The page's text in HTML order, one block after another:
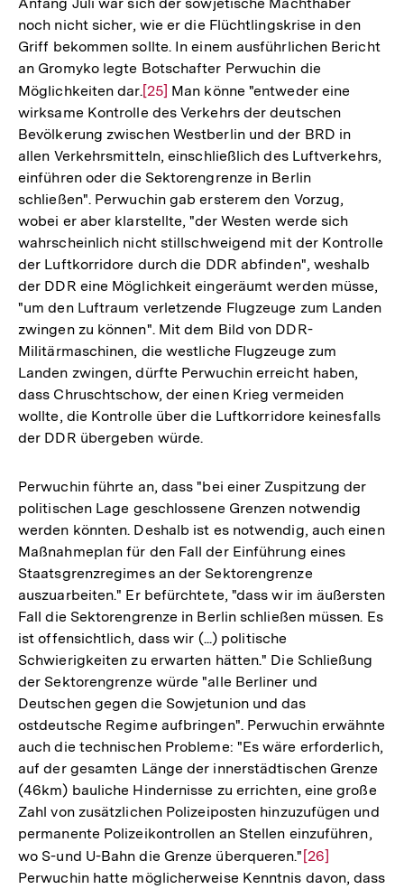
noch nicht sicher, wie er die Flüchtlingskrise in den
Griff bekommen sollte. In einem ausführlichen Bericht
an Gromyko legte Botschafter Perwuchin die
Möglichkeiten dar.Zur
Auflösung
der
Fußnote
[25] Man könne "entweder eine
wirksame Kontrolle des Verkehrs der deutschen
Bevölkerung zwischen Westberlin und der BRD in
allen Verkehrsmitteln, einschließlich des Luftverkehrs,
einführen oder die Sektorengrenze in Berlin
schließen". Perwuchin gab ersterem den Vorzug,
wobei er aber klarstellte, "der Westen werde sich
wahrscheinlich nicht stillschweigend mit der Kontrolle
der Luftkorridore durch die DDR abfinden", weshalb
der DDR eine Möglichkeit eingeräumt werden müsse,
"um den Luftraum verletzende Flugzeuge zum Landen
zwingen zu können". Mit dem Bild von DDR-
Militärmaschinen, die westliche Flugzeuge zum
Landen zwingen, dürfte Perwuchin erreicht haben,
dass Chruschtschow, der einen Krieg vermeiden
wollte, die Kontrolle über die Luftkorridore keinesfalls
der DDR übergeben würde.
Perwuchin führte an, dass "bei einer Zuspitzung der
politischen Lage geschlossene Grenzen notwendig
werden könnten. Deshalb ist es notwendig, auch einen
Maßnahmeplan für den Fall der Einführung eines
Staatsgrenzregimes an der Sektorengrenze
auszuarbeiten." Er befürchtete, "dass wir im äußersten
Fall die Sektorengrenze in Berlin schließen müssen. Es
ist offensichtlich, dass wir (...) politische
Schwierigkeiten zu erwarten hätten." Die Schließung
der Sektorengrenze würde "alle Berliner und
Deutschen gegen die Sowjetunion und das
ostdeutsche Regime aufbringen". Perwuchin erwähnte
auch die technischen Probleme: "Es wäre erforderlich,
auf der gesamten Länge der innerstädtischen Grenze
(46km) bauliche Hindernisse zu errichten, eine große
Zahl von zusätzlichen Polizeiposten hinzuzufügen und
permanente Polizeikontrollen an Stellen einzuführen,
wo S-und U-Bahn die Grenze überqueren." Zur
Auflösung
[26]
Perwuchin hatte möglicherweise Kenntnis davon, dass